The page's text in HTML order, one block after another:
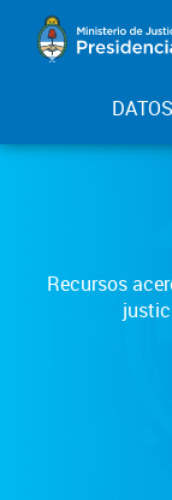
DATOS
Recursos